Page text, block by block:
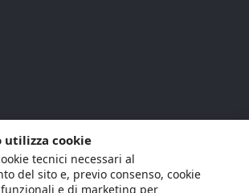
Tutti i diritti riservati.
Net
Società di
servizi
utilizza cookie
tecnici necessari al
del sito e, previo consenso, cookie
e di marketing per